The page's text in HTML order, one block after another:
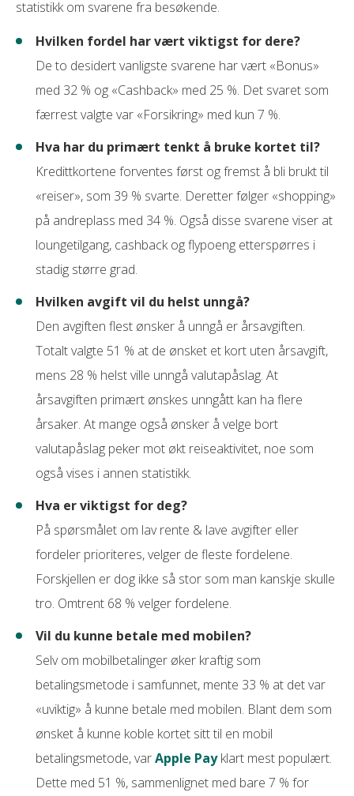
statistikk om svarene fra besøkende.
Hvilken fordel har vært viktigst for dere?
De to desidert vanligste svarene har vært «Bonus»
med 32 % og «Cashback» med 25 %. Det svaret som
færrest valgte var «Forsikring» med kun 7 %.
Hva har du primært tenkt å bruke kortet til?
Kredittkortene forventes først og fremst å bli brukt til
«reiser», som 39 % svarte. Deretter følger «shopping»
på andreplass med 34 %. Også disse svarene viser at
loungetilgang, cashback og flypoeng etterspørres i
stadig større grad.
Hvilken avgift vil du helst unngå?
Den avgiften flest ønsker å unngå er årsavgiften.
Totalt valgte 51 % at de ønsket et kort uten årsavgift,
mens 28 % helst ville unngå valutapåslag. At
årsavgiften primært ønskes unngått kan ha flere
årsaker. At mange også ønsker å velge bort
valutapåslag peker mot økt reiseaktivitet, noe som
også vises i annen statistikk.
Hva er viktigst for deg?
På spørsmålet om lav rente & lave avgifter eller
fordeler prioriteres, velger de fleste fordelene.
Forskjellen er dog ikke så stor som man kanskje skulle
tro. Omtrent 68 % velger fordelene.
Vil du kunne betale med mobilen?
Selv om mobilbetalinger øker kraftig som
betalingsmetode i samfunnet, mente 33 % at det var
«uviktig» å kunne betale med mobilen. Blant dem som
ønsket å kunne koble kortet sitt til en mobil
betalingsmetode, varApple Payklart mest populært.
Dette med 51 %, sammenlignet med bare 7 % for